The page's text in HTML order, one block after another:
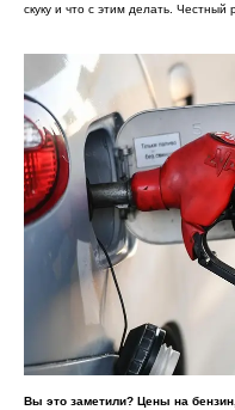
скуку и что с этим делать. Честный
Вы это заметили? Цены на